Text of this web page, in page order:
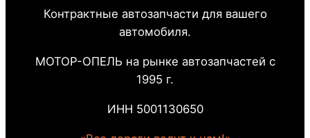
Контрактные автозапчасти для вашего
автомобиля.
МОТОР-ОПЕЛЬ на рынке автозапчастей с
1995 г.
ИНН 5001130650